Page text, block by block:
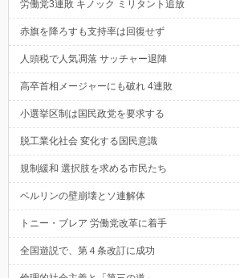
労働党3連敗 キノック ミリタント追放
赤旗を降ろすも支持率は回復せず
人頭税で人気凋落 サッチャー退陣
高卒首相メージャーにも破れ 4連敗
小選挙区制は国民政党を要求する
脱工業化社会 変化する国民意識
規制緩和 選択肢を求める市民たち
ベルリンの壁崩壊とソ連解体
トニー・ブレア 労働党改革に着手
全国遊説で、第４条改訂に成功